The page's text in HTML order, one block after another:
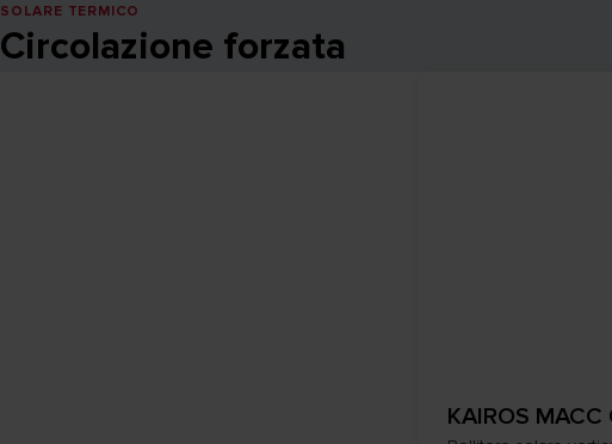
SOLARE TERMICO
Circolazione forzata
KAIROS MACC